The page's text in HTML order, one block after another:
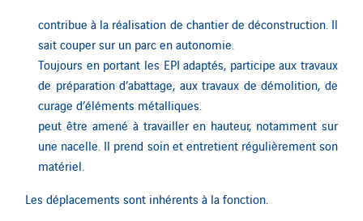
contribue à la réalisation de chantier de déconstruction. Il
sait couper sur un parc en autonomie.
Toujours en portant les EPI adaptés, participe aux travaux
de préparation d’abattage, aux travaux de démolition, de
curage d’éléments métalliques.
peut être amené à travailler en hauteur, notamment sur
une nacelle. Il prend soin et entretient régulièrement son
matériel.
Les déplacements sont inhérents à la fonction.